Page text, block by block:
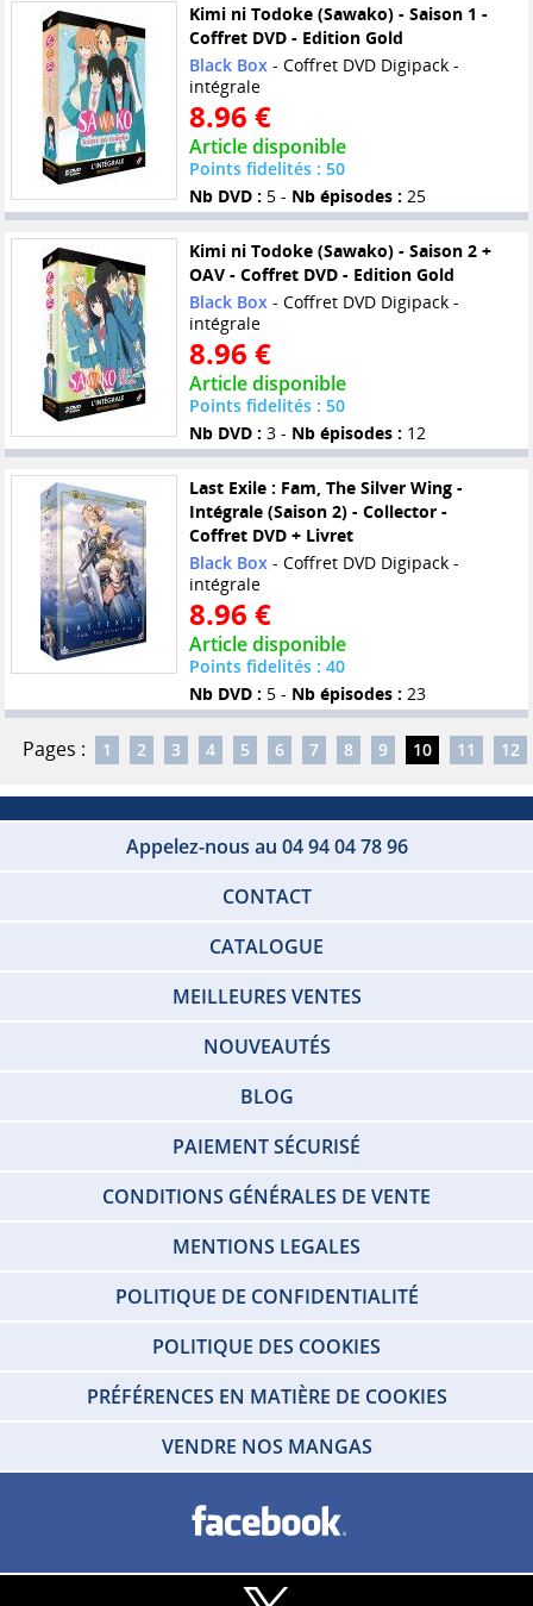
Kimi ni Todoke (Sawako) - Saison 1 -
Coffret DVD - Edition Gold
Black Box- Coffret DVD Digipack -
intégrale
8.96 €
Article disponible
Points fidelités : 50
Nb DVD : 5 - Nb épisodes : 25
Kimi ni Todoke (Sawako) - Saison 2 +
OAV - Coffret DVD - Edition Gold
Black Box - Coffret DVD Digipack -
intégrale
8.96 €
Article disponible
Points fidelités : 50
Nb DVD : 3 - Nb épisodes : 12
Last Exile : Fam, The Silver Wing -
Intégrale (Saison 2) - Collector -
Coffret DVD + Livret
Black Box - Coffret DVD Digipack -
intégrale
8.96 €
Article disponible
Points fidelités : 40
Nb DVD : 5 - Nb épisodes : 23
Pages : 1 2 3 4 5 6 7 8 9 10 11 12
Appelez-nous au 04 94 04 78 96
CONTACT
CATALOGUE
MEILLEURES VENTES
NOUVEAUTÉS
BLOG
PAIEMENT SÉCURISÉ
CONDITIONS GÉNÉRALES DE VENTE
MENTIONS LEGALES
POLITIQUE DE CONFIDENTIALITÉ
POLITIQUE DES COOKIES
PRÉFÉRENCES EN MATIÈRE DE COOKIES
VENDRE NOS MANGAS